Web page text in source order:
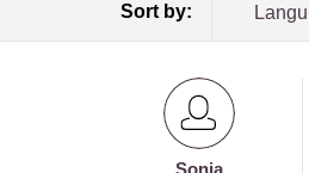
Sort by:
Sonia